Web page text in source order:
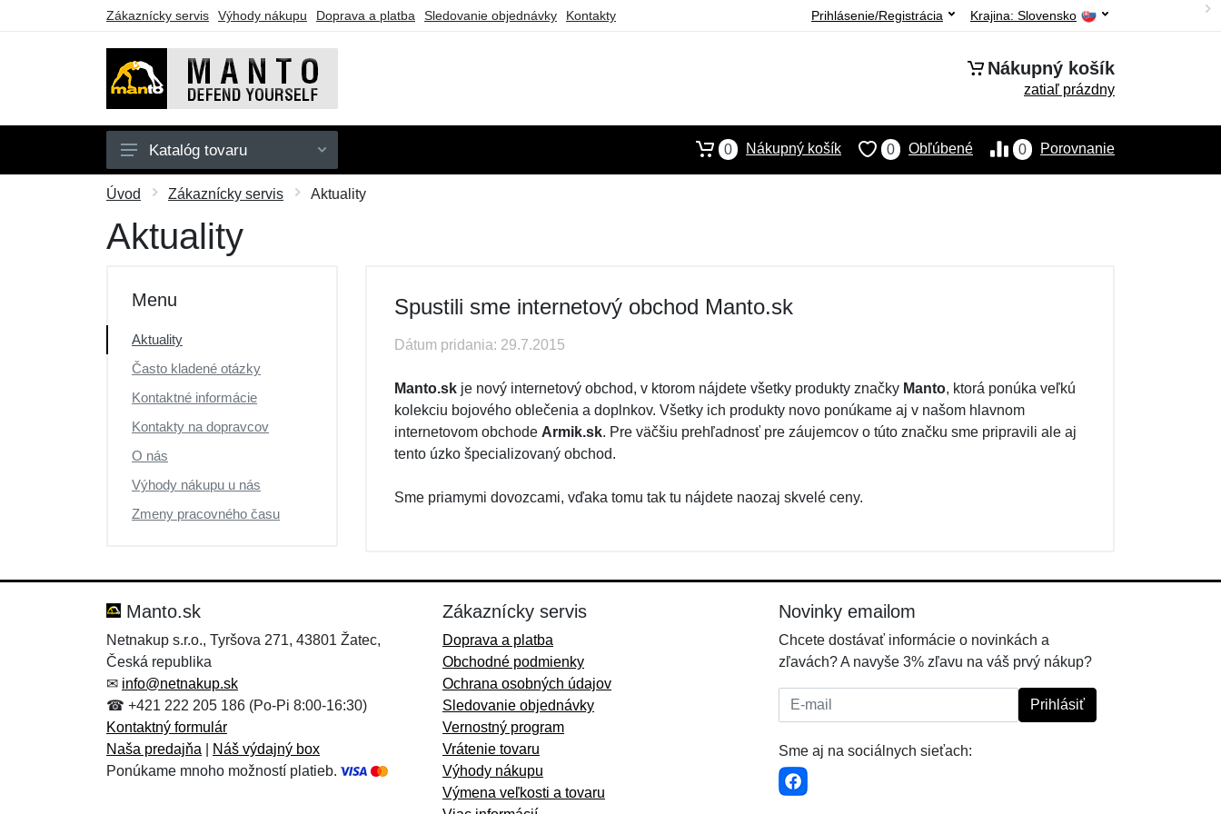
Zákaznícky servis Výhody nákupu Doprava a platba Sledovanie objednávky Kontakty Krajina: Slovensko
Prihlásenie/Registrácia
Nákupný košík
zatiaľ prázdny
Pánske
Doplnky
Katalóg tovaru 0 Porovnanie
0 Obľúbené
0 Nákupný košík
Úvod Zákaznícky servis Aktuality
Aktuality
Menu
Aktuality
Často kladené otázky
Kontaktné informácie
Kontakty na dopravcov
O nás
Výhody nákupu u nás
Zmeny pracovného času
Spustili sme internetový obchod Manto.sk
Dátum pridania: 29.7.2015
Manto.sk je nový internetový obchod, v ktorom nájdete všetky produkty značky Manto, ktorá ponúka veľkú
kolekciu bojového oblečenia a doplnkov. Všetky ich produkty novo ponúkame aj v našom hlavnom
internetovom obchode Armik.sk. Pre väčšiu prehľadnosť pre záujemcov o túto značku sme pripravili ale aj
tento úzko špecializovaný obchod.
Sme priamymi dovozcami, vďaka tomu tak tu nájdete naozaj skvelé ceny.
Manto.sk
Netnakup s.r.o., Tyršova 271, 43801 Žatec,
Česká republika
✉ info@netnakup.sk
☎ +421 222 205 186 (Po-Pi 8:00-16:30)
Kontaktný formulár
Naša predajňa
Náš výdajný box
Ponúkame mnoho možností platieb.
Zákaznícky servis
Doprava a platba
Obchodné podmienky
Ochrana osobných údajov
Sledovanie objednávky
Vernostný program
Vrátenie tovaru
Výhody nákupu
Výmena veľkosti a tovaru
Novinky emailom
Chcete dostávať informácie o novinkách a
zľavách? A navyše 3% zľavu na váš prvý nákup?
E-mail: Prihlásiť
Sme aj na sociálnych sieťach: